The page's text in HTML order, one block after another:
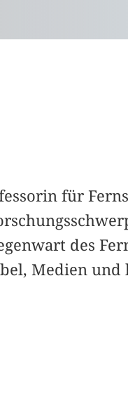
für
des
Medien